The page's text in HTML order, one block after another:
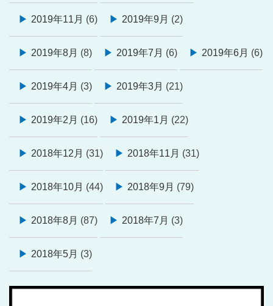
2019年11月 (6) 2019年9月 (2)
2019年8月 (8) 2019年7月 (6) 2019年6月 (6)
2019年4月 (3) 2019年3月 (21)
2019年2月 (16) 2019年1月 (22)
2018年12月 (31) 2018年11月 (31)
2018年10月 (44) 2018年9月 (79)
2018年8月 (87) 2018年7月 (3)
2018年5月 (3)